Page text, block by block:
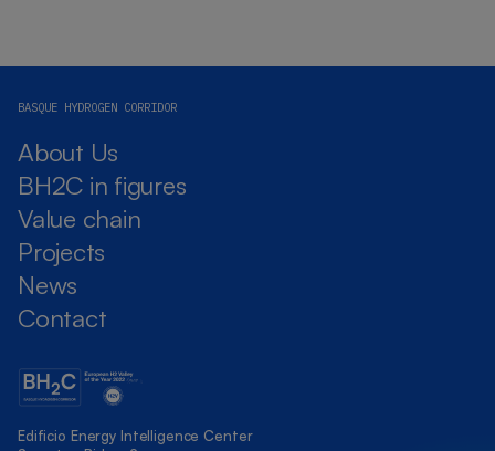
Edificio Energy Intelligence Center
BASQUE HYDROGEN CORRIDOR
About Us
BH2C in figures
Value chain
Projects
News
Contact